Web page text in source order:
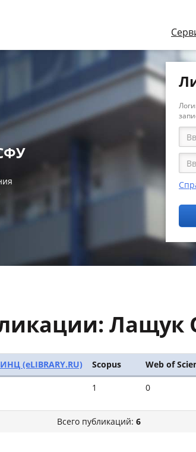
Лащук
(eLIBRARY.RU) Scopus Web of
1 0
Всего публикаций: 6